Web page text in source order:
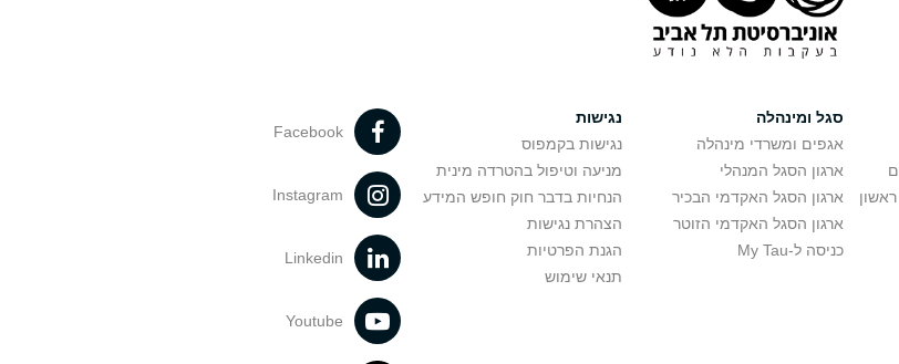
סגל ומינהלה
אגפים ומשרדי מינהלה
ארגון הסגל המנהלי
ארגון הסגל האקדמי הבכיר
ארגון הסגל האקדמי הזוטר
כניסה ל-My Tau
נגישות
נגישות בקמפוס
מניעה וטיפול בהטרדה מינית
הנחיות בדבר חוק חופש המידע
הצהרת נגישות
הגנת הפרטיות
תנאי שימוש
Facebook
Instagram
Linkedin
Youtube